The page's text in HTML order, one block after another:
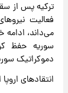
ترکیه پس از
فعالیت
می‌داند،
سوریه حفظ
دموکراتیک
انتقادهای